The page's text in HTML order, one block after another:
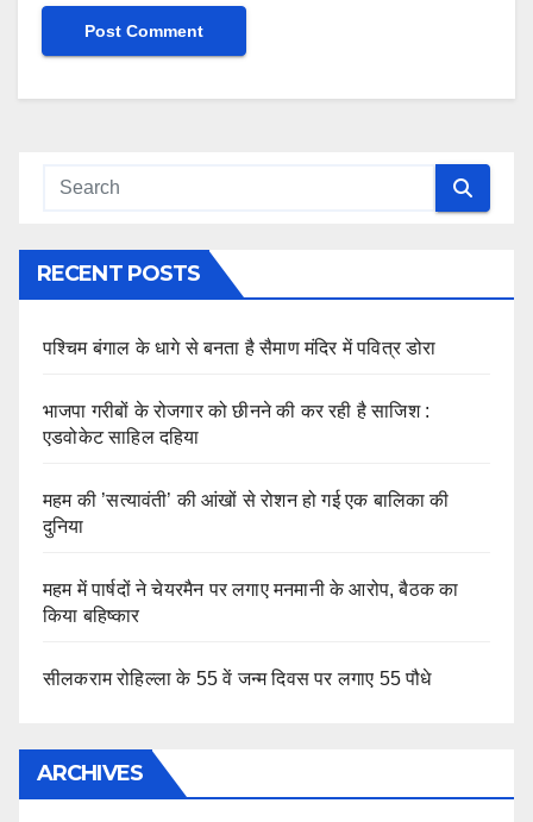
RECENT POSTS
पश्चिम बंगाल के धागे से बनता है सैमाण मंदिर में पवित्र डोरा
भाजपा गरीबों के रोजगार को छीनने की कर रही है साजिश :
एडवोकेट साहिल दहिया
महम की ’सत्यावंती’ की आंखों से रोशन हो गई एक बालिका की
दुनिया
महम में पार्षदों ने चेयरमैन पर लगाए मनमानी के आरोप, बैठक का
किया बहिष्कार
सीलकराम रोहिल्ला के 55 वें जन्म दिवस पर लगाए 55 पौधे
ARCHIVES